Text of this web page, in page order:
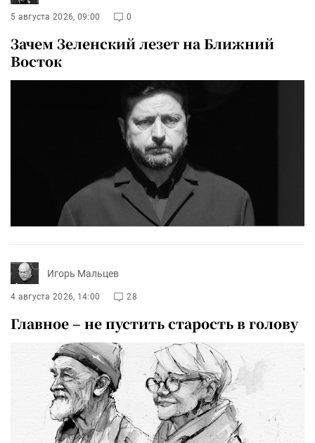
5 августа 2026, 09:00 0
Зачем Зеленский лезет на Ближний
Восток
Игорь Мальцев
4 августа 2026, 14:00 28
Главное – не пустить старость в голову